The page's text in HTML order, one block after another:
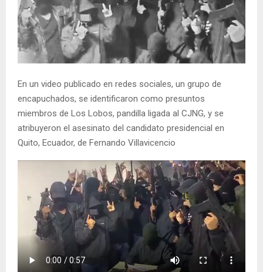
En un video publicado en redes sociales, un grupo de
encapuchados, se identificaron como presuntos
miembros de Los Lobos, pandilla ligada al CJNG, y se
atribuyeron el asesinato del candidato presidencial en
Quito, Ecuador, de Fernando Villavicencio